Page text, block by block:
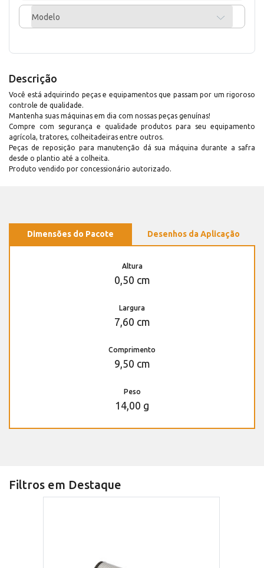
Modelo
Descrição
Você está adquirindo peças e equipamentos que passam por um rigoroso
controle de qualidade.
Mantenha suas máquinas em dia com nossas peças genuínas!
Compre com segurança e qualidade produtos para seu equipamento
agrícola, tratores, colheitadeiras entre outros.
Peças de reposição para manutenção dá sua máquina durante a safra
desde o plantio até a colheita.
Produto vendido por concessionário autorizado.
Dimensões do Pacote Desenhos da Aplicação
Altura
0,50 cm
Largura
7,60 cm
Comprimento
9,50 cm
Peso
14,00 g
Filtros em Destaque